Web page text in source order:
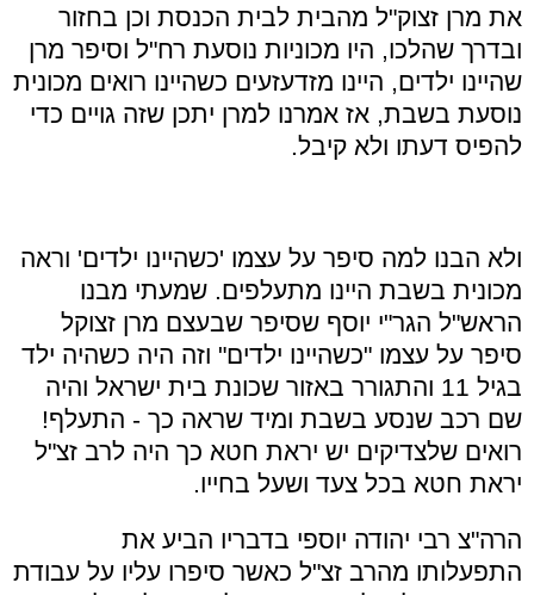
את מרן זצוק"ל מהבית לבית הכנסת וכן בחזור
ובדרך שהלכו, היו מכוניות נוסעת רח"ל וסיפר מרן
שהיינו ילדים, היינו מזדעזעים כשהיינו רואים מכונית
נוסעת בשבת, אז אמרנו למרן יתכן שזה גויים כדי
להפיס דעתו ולא קיבל.
ולא הבנו למה סיפר על עצמו 'כשהיינו ילדים' וראה
מכונית בשבת היינו מתעלפים. שמעתי מבנו
הראש"ל הגר"י יוסף שסיפר שבעצם מרן זצוקל
סיפר על עצמו "כשהיינו ילדים" וזה היה כשהיה ילד
בגיל 11 והתגורר באזור שכונת בית ישראל והיה
שם רכב שנסע בשבת ומיד שראה כך - התעלף!
רואים שלצדיקים יש יראת חטא כך היה לרב זצ"ל
יראת חטא בכל צעד ושעל בחייו.
הרה"צ רבי יהודה יוספי בדבריו הביע את
התפעלותו מהרב זצ"ל כאשר סיפרו עליו על עבודת